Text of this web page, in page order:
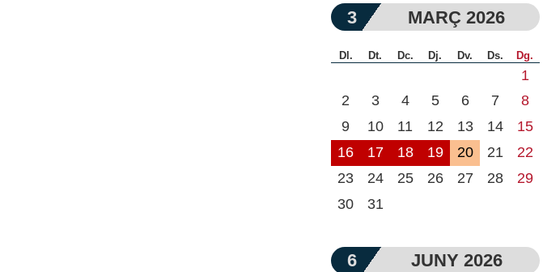
3 MARÇ 2026
Dl. Dt. Dc. Dj. Dv. Ds. Dg.
1
2
3 4 5 6 7
8
9
10 11 12 13 14
15
16
17 18 19 20 21
22
23
24 25 26 27 28
29
30
31
6 JUNY 2026